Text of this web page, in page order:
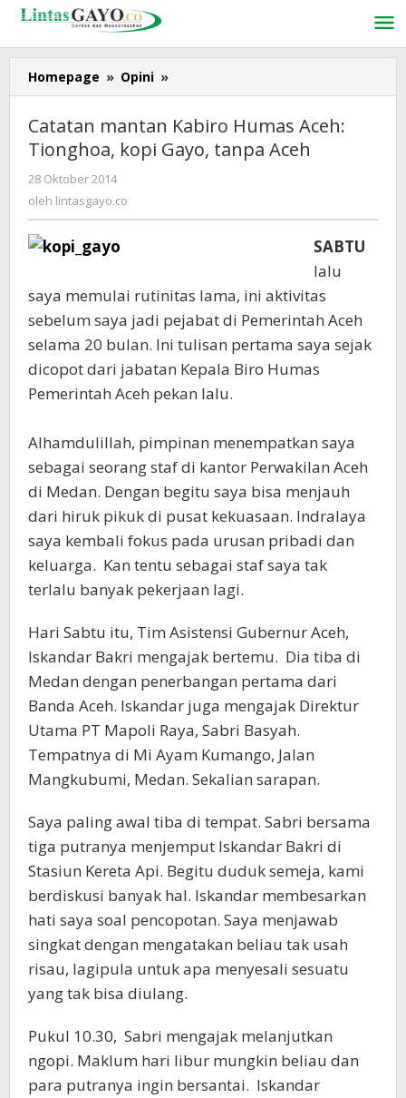
Lewati
konten
Homepage » Opini »
mantan
Kabiro
Humas
Aceh:
Catatan mantan Kabiro Humas Aceh:
Tionghoa, kopi Gayo, tanpa Aceh
28 Oktober 2014
lintasgayo.co
oleh lintasgayo.co
SABTU
lalu
saya memulai rutinitas lama, ini aktivitas
sebelum saya jadi pejabat di Pemerintah Aceh
selama 20 bulan. Ini tulisan pertama saya sejak
dicopot dari jabatan Kepala Biro Humas
Pemerintah Aceh pekan lalu.
Alhamdulillah, pimpinan menempatkan saya
sebagai seorang staf di kantor Perwakilan Aceh
di Medan. Dengan begitu saya bisa menjauh
dari hiruk pikuk di pusat kekuasaan. Indralaya
saya kembali fokus pada urusan pribadi dan
keluarga. Kan tentu sebagai staf saya tak
terlalu banyak pekerjaan lagi.
Hari Sabtu itu, Tim Asistensi Gubernur Aceh,
Iskandar Bakri mengajak bertemu. Dia tiba di
Medan dengan penerbangan pertama dari
Banda Aceh. Iskandar juga mengajak Direktur
Utama PT Mapoli Raya, Sabri Basyah.
Tempatnya di Mi Ayam Kumango, Jalan
Mangkubumi, Medan. Sekalian sarapan.
Saya paling awal tiba di tempat. Sabri bersama
tiga putranya menjemput Iskandar Bakri di
Stasiun Kereta Api. Begitu duduk semeja, kami
berdiskusi banyak hal. Iskandar membesarkan
hati saya soal pencopotan. Saya menjawab
singkat dengan mengatakan beliau tak usah
risau, lagipula untuk apa menyesali sesuatu
yang tak bisa diulang.
Pukul 10.30, Sabri mengajak melanjutkan
ngopi. Maklum hari libur mungkin beliau dan
para putranya ingin bersantai. Iskandar